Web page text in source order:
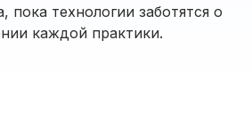
пока технологии заботятся о
каждой практики.